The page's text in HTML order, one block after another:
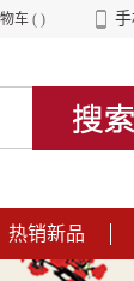
车 ( )
热销新品